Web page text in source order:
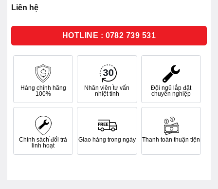
xếp
hạng
sao
Liên hệ
HOTLINE : 0782 739 531
Hàng chính hãng
100%
Nhân viên tư vấn
nhiệt tình
Đội ngũ lắp đặt
chuyên nghiệp
Chính sách đổi trả
linh hoạt
Giao hàng trong ngày Thanh toán thuận tiện